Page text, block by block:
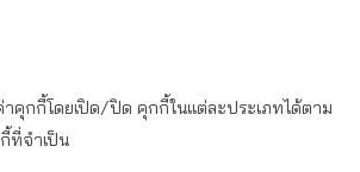
คุกกี้โดยเปิด/ปิด คุกกี้ในแต่ละประเภทได้ตาม
ที่จำเป็น